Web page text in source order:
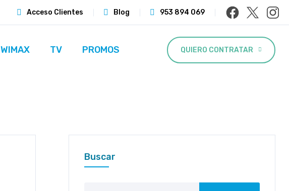
Acceso Clientes Blog 953 894 069
WIMAX TV PROMOS QUIERO CONTRATAR
Buscar